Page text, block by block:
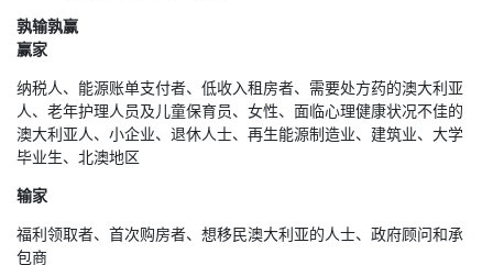
孰输孰赢
赢家
纳税人、能源账单支付者、低收入租房者、需要处方药的澳大利亚
人、老年护理人员及儿童保育员、女性、面临心理健康状况不佳的
澳大利亚人、小企业、退休人士、再生能源制造业、建筑业、大学
毕业生、北澳地区
输家
福利领取者、首次购房者、想移民澳大利亚的人士、政府顾问和承
包商